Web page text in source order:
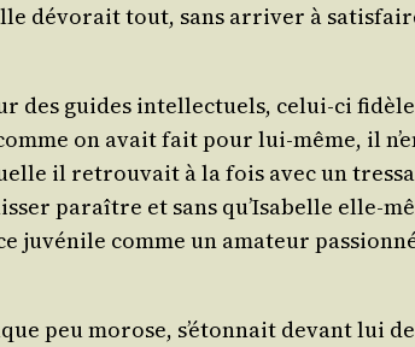
dévo­rait tout, sans arri­ver à
des guides intel­lec­tuels, celui-ci
on avait fait pour lui-même, il
il retrou­vait à la fois avec un
paraître et sans qu’Isabelle elle-
comme un ama­teur
peu morose, s’étonnait devant lui